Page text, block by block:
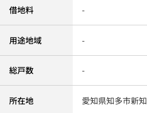
借地料 -
用途地域 -
総戸数 -
所在地 愛知県知多市新知